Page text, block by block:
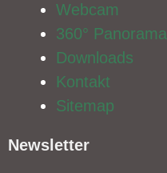
Webcam
360° Panorama
Downloads
Kontakt
Sitemap
Newsletter​